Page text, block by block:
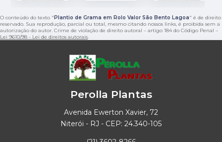
O conteúdo do texto "Plantio de Grama em Rolo Valor São Bento Lagoa" é de direito
reservado. Sua reprodução, parcial ou total, mesmo citando nossos links, é proibida sem a
autorização do autor. Crime de violação de direito autoral – artigo 184 do Código Penal –
Lei 9610/98 - Lei de direitos autorais.
Perolla Plantas
Avenida Ewerton Xavier, 72
Niterói - RJ - CEP: 24.340-105